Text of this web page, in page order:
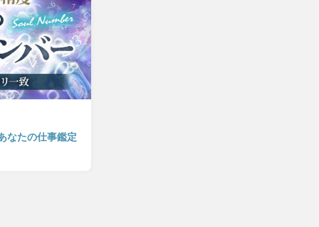
なたの仕事鑑定